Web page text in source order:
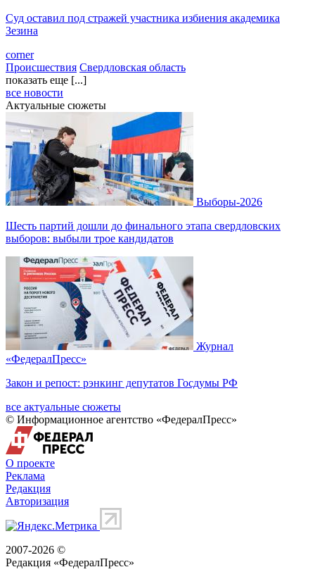
Суд оставил под стражей участника избиения академика
Зезина
corner
Происшествия Свердловская область
показать еще [...]
все новости
Актуальные сюжеты
Выборы-2026
Шесть партий дошли до финального этапа свердловских
выборов: выбыли трое кандидатов
Журнал
«ФедералПресс»
Закон и репост: рэнкинг депутатов Госдумы РФ
все актуальные сюжеты
© Информационное агентство «ФедералПресс»
О проекте
Реклама
Редакция
Авторизация
2007-2026 ©
Редакция «ФедералПресс»